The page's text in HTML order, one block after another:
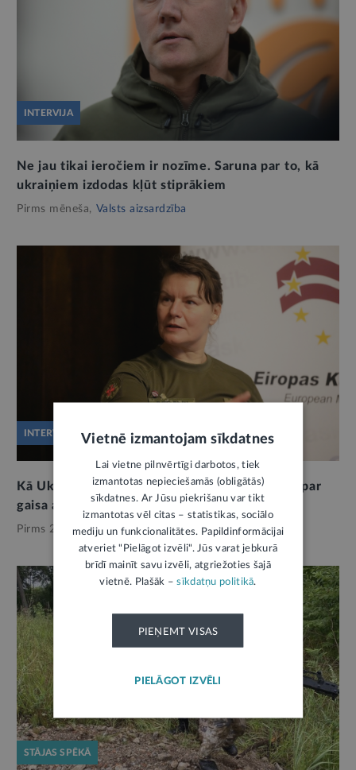
INTERVIJA
Ne jau tikai ieročiem ir nozīme. Saruna par to, kā
ukraiņiem izdodas kļūt stiprākiem
Pirms mēneša, Valsts aizsardzība
INTERVIJA
Kā Ukrainā notiek civiliedzīvotāju apziņošana par
gaisa apdraudējumu
Pirms 2 mēnešiem, Valsts aizsardzība
STĀJAS SPĒKĀ
Vietnē izmantojam sīkdatnes
Lai vietne pilnvērtīgi darbotos, tiek
izmantotas nepieciešamās (obligātās)
sīkdatnes. Ar Jūsu piekrišanu var tikt
izmantotas vēl citas – statistikas, sociālo
mediju un funkcionalitātes. Papildinformācijai
atveriet "Pielāgot izvēli". Jūs varat jebkurā
brīdī mainīt savu izvēli, atgriežoties šajā
vietnē. Plašāk –sīkdatņu politikā.
PIEŅEMT VISAS
PIELĀGOT IZVĒLI